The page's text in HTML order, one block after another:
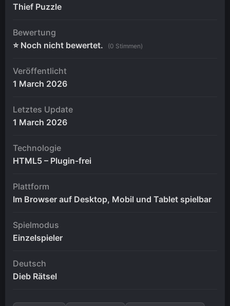
Thief Puzzle
Bewertung
⭐ Noch nicht bewertet.
(0 Stimmen)
Veröffentlicht
1 March 2026
Letztes Update
1 March 2026
Technologie
HTML5 – Plugin-frei
Plattform
Im Browser auf Desktop, Mobil und Tablet spielbar
Spielmodus
Einzelspieler
Deutsch
Dieb Rätsel